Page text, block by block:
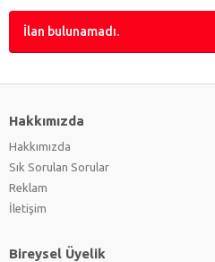
İlan bulunamadı.
Hakkımızda
Hakkımızda
Sık Sorulan Sorular
Reklam
İletişim
Bireysel Üyelik